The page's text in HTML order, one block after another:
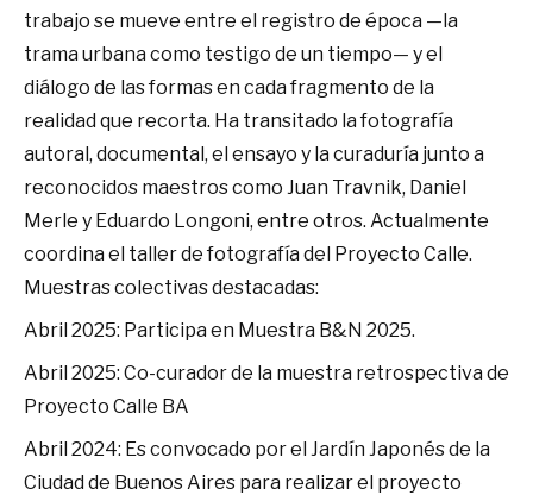
trabajo se mueve entre el registro de época —la
trama urbana como testigo de un tiempo— y el
diálogo de las formas en cada fragmento de la
realidad que recorta. Ha transitado la fotografía
autoral, documental, el ensayo y la curaduría junto a
reconocidos maestros como Juan Travnik, Daniel
Merle y Eduardo Longoni, entre otros. Actualmente
coordina el taller de fotografía del Proyecto Calle.
Muestras colectivas destacadas:
Abril 2025: Participa en Muestra B&N 2025.
Abril 2025: Co-curador de la muestra retrospectiva de
Proyecto Calle BA
Abril 2024: Es convocado por el Jardín Japonés de la
Ciudad de Buenos Aires para realizar el proyecto